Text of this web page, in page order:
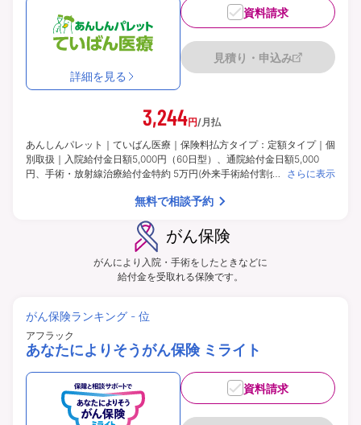
詳細を見る
資料請求
見積り・申込み
3,244円/月払
あんしんパレット｜ていばん医療｜保険料払方タイプ：定額タイプ｜個
別取扱｜入院給付金日額5,000円（60日型）、通院給付金日額5,000
円、手術・放射線治療給付金特約 5万円(外来手術給付割合：100％)、
則付き、三大疾病支払日数無制限延長特則付き | | 保険期間：終身（総
さらに表示
無料で相談予約
がん保険
がんにより入院・手術をしたときなどに
給付金を受取れる保険です。
がん保険ランキング - 位
アフラック
あなたによりそうがん保険 ミライト
資料請求